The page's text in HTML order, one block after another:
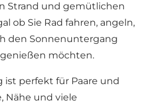
Strand und gemütlichen
ob Sie Rad fahren, angeln,
den Sonnenuntergang
möchten.
perfekt für Paare und
Nähe und viele